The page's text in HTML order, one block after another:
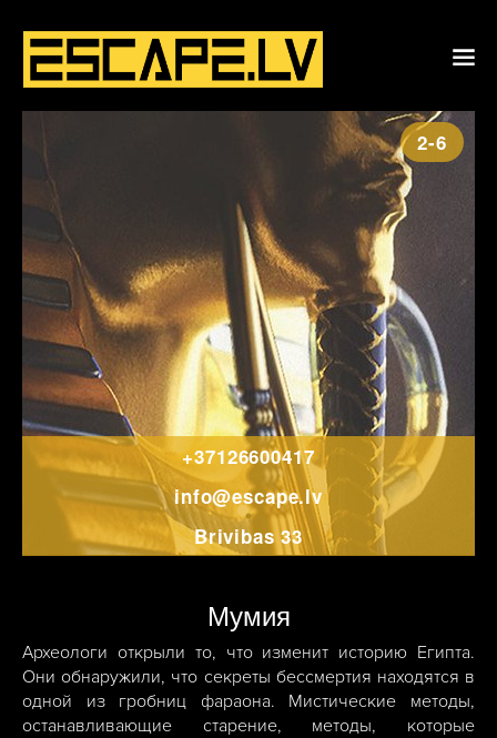
2-6
+37126600417
info@escape.lv
Brivibas 33
Мумия
Археологи открыли то, что изменит историю Египта.
Они обнаружили, что секреты бессмертия находятся в
одной из гробниц фараона. Мистические методы,
останавливающие старение, методы, которые